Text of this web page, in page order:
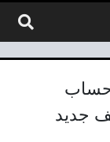
حساب
جديد